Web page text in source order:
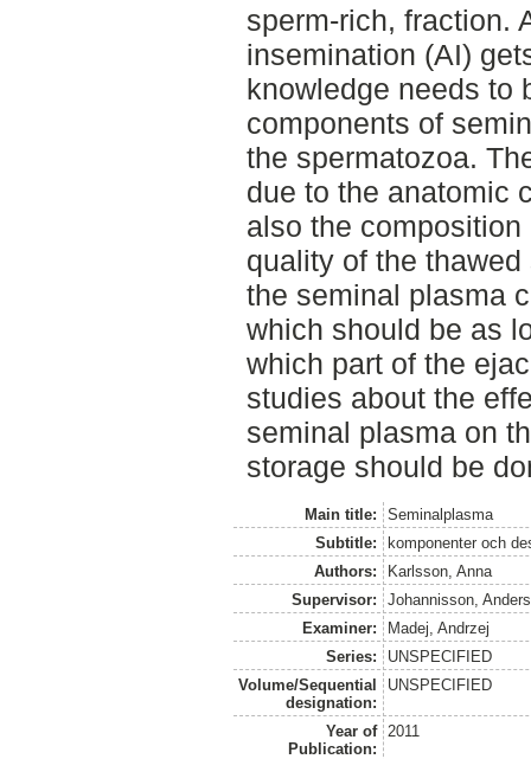
sperm-rich, fraction.
insemination (AI)
knowledge needs to
components of
the spermatozoa.
due to the anatomic
also the
quality of the
the seminal plasma
which should be as
which part of the
studies about the
seminal plasma on
storage should be
Main title:
Seminalplasma
Subtitle:
komponenter och
Authors:
Karlsson, Anna
Supervisor:
Johannisson, Anders
Examiner:
Madej, Andrzej
Series:
UNSPECIFIED
Volume/Sequential
designation:
UNSPECIFIED
Year of
Publication:
2011